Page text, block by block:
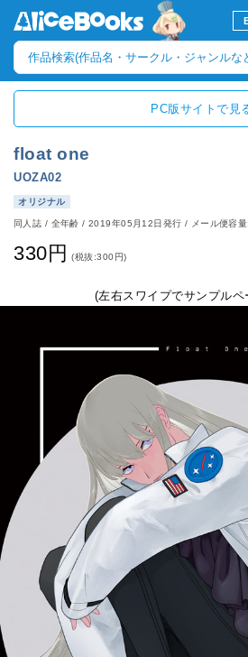
PC版サイトで見
float one
UOZA02
オリジナル
同人誌 / 全年齢/2019年05月12日発行 / メール便容
330円 (税抜:300円)
(左右スワイプでサンプルペ